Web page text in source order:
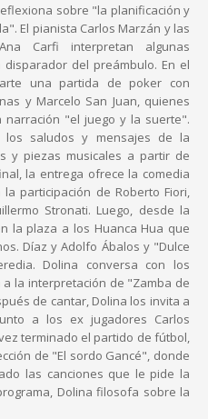
sobre "la planificación y
El pianista Carlos Marzán y las
Carfi interpretan algunas
del preámbulo. En el
una partida de poker con
y Marcelo San Juan, quienes
"el juego y la suerte".
los saludos y mensajes de la
y piezas musicales a partir de
la entrega ofrece la comedia
participación de Roberto Fiori,
Stronati. Luego, desde la
la plaza a los Huanca Hua que
Díaz y Adolfo Ábalos y "Dulce
Dolina conversa con los
la interpretación de "Zamba de
de cantar, Dolina los invita a
a los ex jugadores Carlos
terminado el partido de fútbol,
de "El sordo Gancé", donde
las canciones que le pide la
Dolina filosofa sobre la